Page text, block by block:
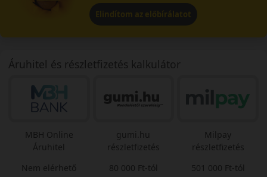
Elindítom az előbírálatot
Áruhitel és részletfizetés kalkulátor
MBH Online
Áruhitel
Nem elérhető
gumi.hu
részletfizetés
80 000 Ft-tól
Milpay
részletfizetés
501 000 Ft-tól